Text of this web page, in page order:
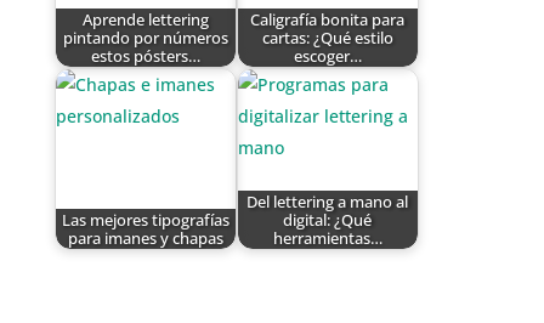
Aprende lettering
pintando por números
estos pósters…
Caligrafía bonita para
cartas: ¿Qué estilo
escoger…
Las mejores tipografías
para imanes y chapas
Del lettering a mano al
digital: ¿Qué
herramientas…